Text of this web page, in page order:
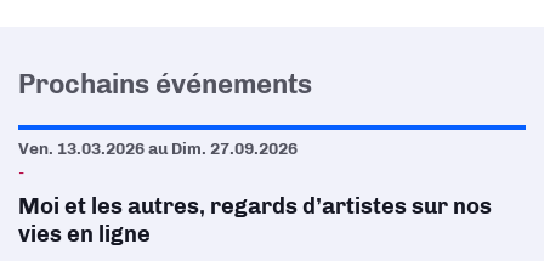
Prochains événements
Ven. 13.03.2026au Dim. 27.09.2026
-
Moi et les autres, regards d’artistes sur nos
vies en ligne